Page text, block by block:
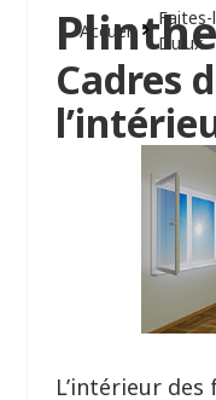
Accueil
Dulux
Cadres
L’intérieur